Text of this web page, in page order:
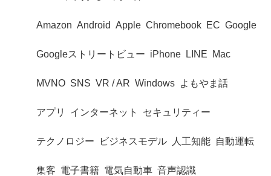
Amazon Android Apple Chromebook EC Google
Googleストリートビュー iPhone LINE Mac
MVNO SNS VR / AR Windows よもやま話
アプリ インターネット セキュリティー
テクノロジー ビジネスモデル 人工知能 自動運転
集客 電子書籍 電気自動車 音声認識